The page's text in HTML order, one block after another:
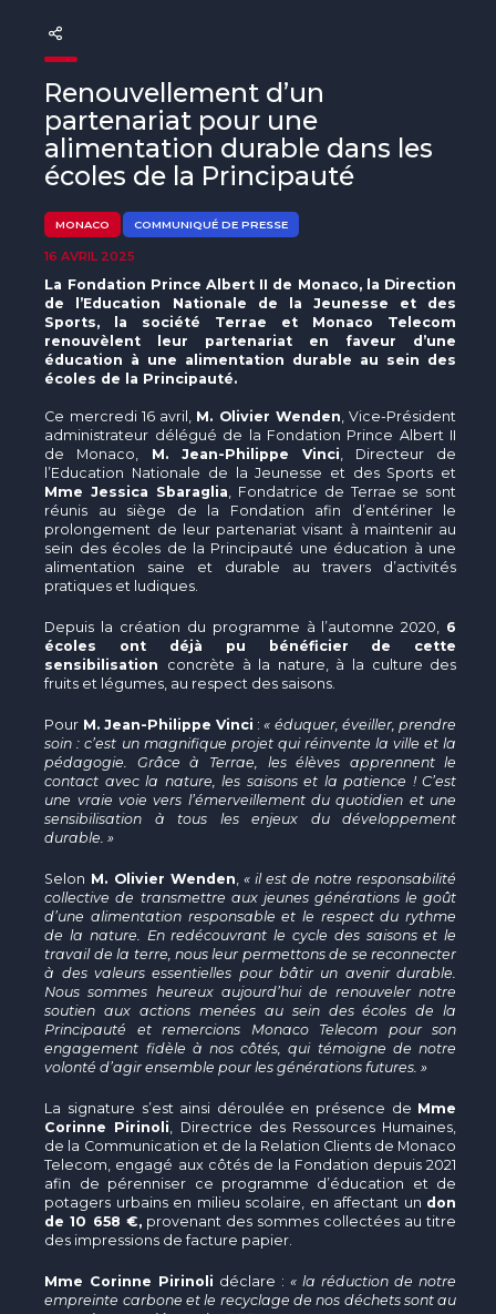
Beyond Plastic Med : BeMed
OACIS
Initiative Homme - Faune sauvage
Renouvellement d’un
partenariat pour une
alimentation durable dans les
écoles de la Principauté
MONACO COMMUNIQUÉ DE PRESSE
16 AVRIL 2025
La Fondation Prince Albert II de Monaco, la Direction
de l’Education Nationale de la Jeunesse et des
Sports, la société Terrae et Monaco Telecom
renouvèlent leur partenariat en faveur d’une
éducation à une alimentation durable au sein des
écoles de la Principauté.
Ce mercredi 16 avril, M. Olivier Wenden , Vice-Président
administrateur délégué de la Fondation Prince Albert II
de Monaco, M. Jean-Philippe Vinci , Directeur de
l’Education Nationale de la Jeunesse et des Sports et
Mme Jessica Sbaraglia , Fondatrice de Terrae se sont
réunis au siège de la Fondation afin d’entériner le
prolongement de leur partenariat visant à maintenir au
sein des écoles de la Principauté une éducation à une
alimentation saine et durable au travers d’activités
pratiques et ludiques.
Depuis la création du programme à l’automne 2020, 6
écoles ont déjà pu bénéficier de cette
sensibilisation concrète à la nature, à la culture des
fruits et légumes, au respect des saisons.
Pour M. Jean-Philippe Vinci :« éduquer, éveiller, prendre
soin : c’est un magnifique projet qui réinvente la ville et la
pédagogie. Grâce à Terrae, les élèves apprennent le
contact avec la nature, les saisons et la patience ! C’est
une vraie voie vers l’émerveillement du quotidien et une
sensibilisation à tous les enjeux du développement
durable. »
Selon M. Olivier Wenden « il est de notre responsabilité
collective de transmettre aux jeunes générations le goût
d’une alimentation responsable et le respect du rythme
de la nature. En redécouvrant le cycle des saisons et le
travail de la terre, nous leur permettons de se reconnecter
à des valeurs essentielles pour bâtir un avenir durable.
Nous sommes heureux aujourd’hui de renouveler notre
soutien aux actions menées au sein des écoles de la
Principauté et remercions Monaco Telecom pour son
engagement fidèle à nos côtés, qui témoigne de notre
volonté d’agir ensemble pour les générations futures. »
La signature s’est ainsi déroulée en présence de Mme
Corinne Pirinoli , Directrice des Ressources Humaines,
de la Communication et de la Relation Clients de Monaco
Telecom, engagé aux côtés de la Fondation depuis 2021
afin de pérenniser ce programme d’éducation et de
potagers urbains en milieu scolaire, en affectant un don
de 10 658 €,provenant des sommes collectées au titre
des impressions de facture papier.
Mme Corinne Pirinoli déclare : « la réduction de notre
empreinte carbone et le recyclage de nos déchets sont au